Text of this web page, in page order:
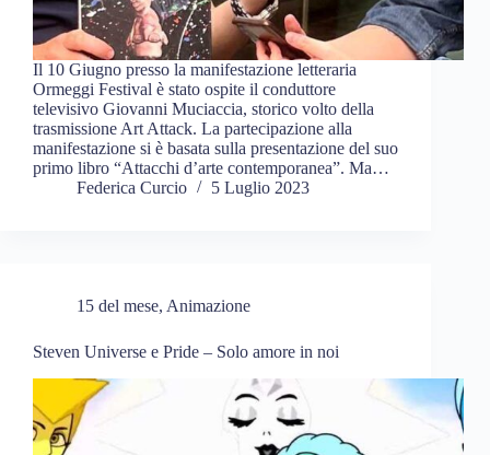
Il 10 Giugno presso la manifestazione letteraria
Ormeggi Festival è stato ospite il conduttore
televisivo Giovanni Muciaccia, storico volto della
trasmissione Art Attack. La partecipazione alla
manifestazione si è basata sulla presentazione del suo
primo libro “Attacchi d’arte contemporanea”. Ma…
Federica Curcio
5 Luglio 2023
15 del mese, Animazione
Steven Universe e Pride – Solo amore in noi